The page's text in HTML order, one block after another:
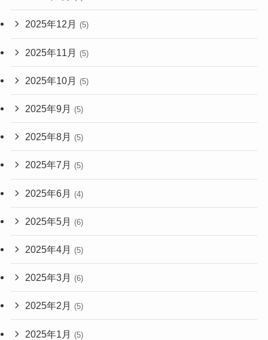
2025年12月 (5)
2025年11月 (5)
2025年10月 (5)
2025年9月 (5)
2025年8月 (5)
2025年7月 (5)
2025年6月 (4)
2025年5月 (6)
2025年4月 (5)
2025年3月 (6)
2025年2月 (5)
2025年1月 (5)